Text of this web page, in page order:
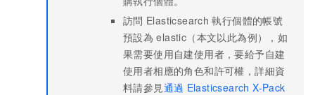
訪問 Elasticsearch 執行個體的帳號
預設為 elastic（本文以此為例），如
果需要使用自建使用者，要給予自建
使用者相應的角色和許可權，詳細資
料請參見 通過 Elasticsearch X-Pack